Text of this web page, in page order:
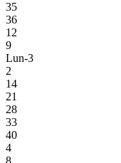
35
36
12
9
Lun-3
2
14
21
28
33
40
4
8